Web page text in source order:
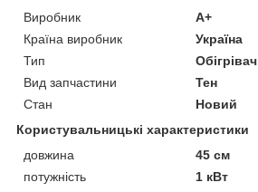
Виробник
A+
Країна виробник
Україна
Тип
Обігрівач
Вид запчастини
Тен
Стан
Новий
Користувальницькі характеристики
довжина
45 см
потужність
1 кВт